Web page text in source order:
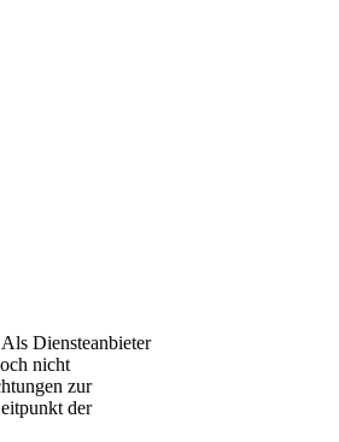
Diensteanbieter
nicht
zur
der